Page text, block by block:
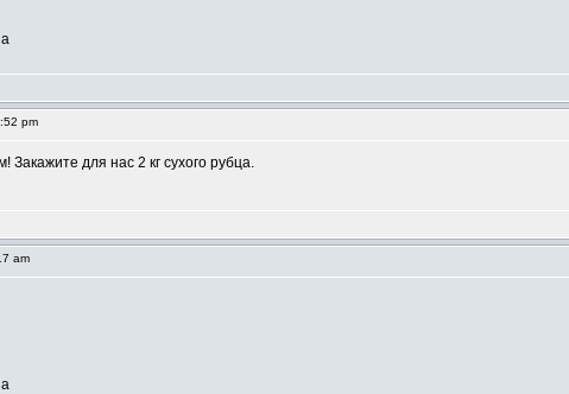
pm
для нас 2 кг сухого рубца.
am